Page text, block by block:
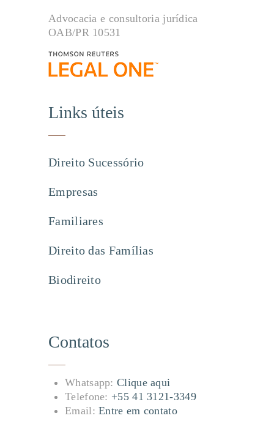
Advocacia e consultoria jurídica
OAB/PR 10531
Links úteis
Direito Sucessório
Empresas
Familiares
Direito das Famílias
Biodireito
Contatos
Whatsapp:Clique aqui
Telefone: +55 41 3121-3349
Email:Entre em contato